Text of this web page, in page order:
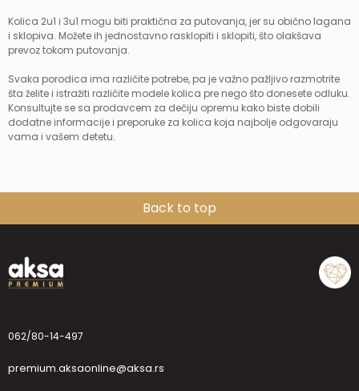
Kolica 2u1 i 3u1 mogu biti praktična za putovanja, jer su obično lagana
i sklopiva. Možete ih jednostavno rasklopiti i sklopiti, što olakšava
prevoz tokom putovanja.
Svaka porodica ima različite potrebe, pa je važno pažljivo razmotrite
šta želite i istražiti različite modele kolica pre nego što donesete odluku.
Konsultujte se sa prodavcem za dečiju opremu kako biste dobili
dodatne informacije i preporuke za kolica koja najbolje odgovaraju
vama i vašem detetu.
Back to top
062/80-14-497
premium.aksaonline@aksa.rs